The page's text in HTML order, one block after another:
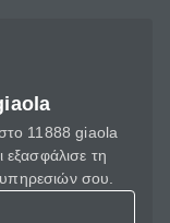
11888 giaola
εξασφάλισε τη
σου.